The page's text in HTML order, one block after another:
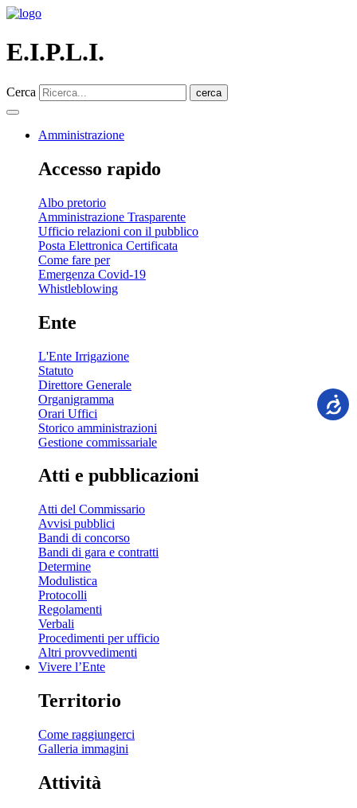
E.I.P.L.I.
Cerca cerca
Amministrazione
Accesso rapido
Albo pretorio
Amministrazione Trasparente
Ufficio relazioni con il pubblico
Posta Elettronica Certificata
Come fare per
Emergenza Covid-19
Whistleblowing
Ente
L'Ente Irrigazione
Statuto
Direttore Generale
Organigramma
Orari Uffici
Storico amministrazioni
Gestione commissariale
Atti e pubblicazioni
Atti del Commissario
Avvisi pubblici
Bandi di concorso
Bandi di gara e contratti
Determine
Modulistica
Protocolli
Regolamenti
Verbali
Procedimenti per ufficio
Altri provvedimenti
Vivere l’Ente
Territorio
Come raggiungerci
Galleria immagini
Attività